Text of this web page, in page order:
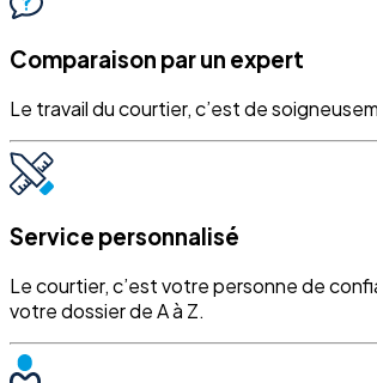
Comparaison par un expert
Le travail du courtier, c’est de
Service personnalisé
Le courtier, c’est votre personne de
votre dossier de A à Z.